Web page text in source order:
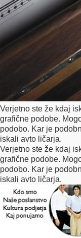
Verjetno ste že kdaj
grafične podobe.
podobo. Kar je
iskali avto ličarja.
Verjetno ste že kdaj
grafične podobe.
podobo. Kar je
iskali avto ličarja.